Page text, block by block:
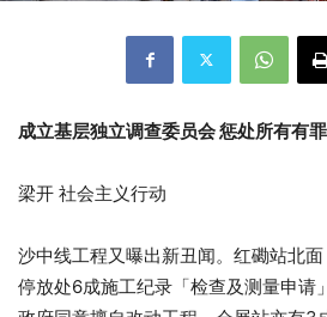
成立基层独立调查委员会 惩处所有有
梁开 社会主义行动
沙中线工程又曝出新丑闻。红磡站北
停放处6成施工纪录「检查及测量申请